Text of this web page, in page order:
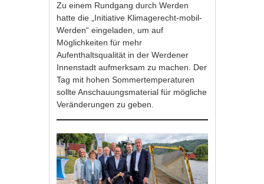
Zu einem Rundgang durch Werden
hatte die „Initiative Klimagerecht-mobil-
Werden“ eingeladen, um auf
Möglichkeiten für mehr
Aufenthaltsqualität in der Werdener
Innenstadt aufmerksam zu machen. Der
Tag mit hohen Sommertemperaturen
sollte Anschauungsmaterial für mögliche
Veränderungen zu geben.